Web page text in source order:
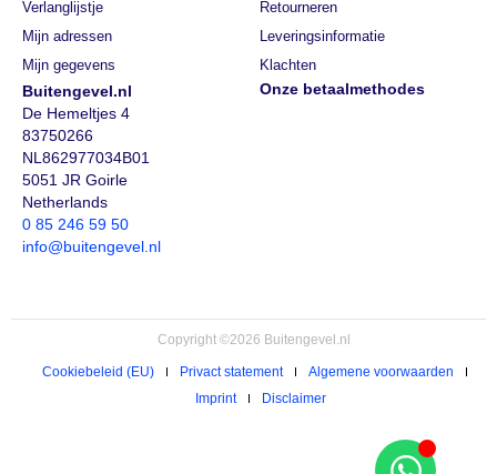
Buitengevel.nl
De Hemeltjes 4
83750266
NL862977034B01
5051 JR Goirle
Netherlands
0 85 246 59 50
info@buitengevel.nl
Onze betaalmethodes
Verlanglijstje
Mijn adressen
Mijn gegevens
Retourneren
Leveringsinformatie
Klachten
Copyright ©2026 Buitengevel.nl
Cookiebeleid (EU) Privact statement
Algemene voorwaarden
Imprint
Disclaimer